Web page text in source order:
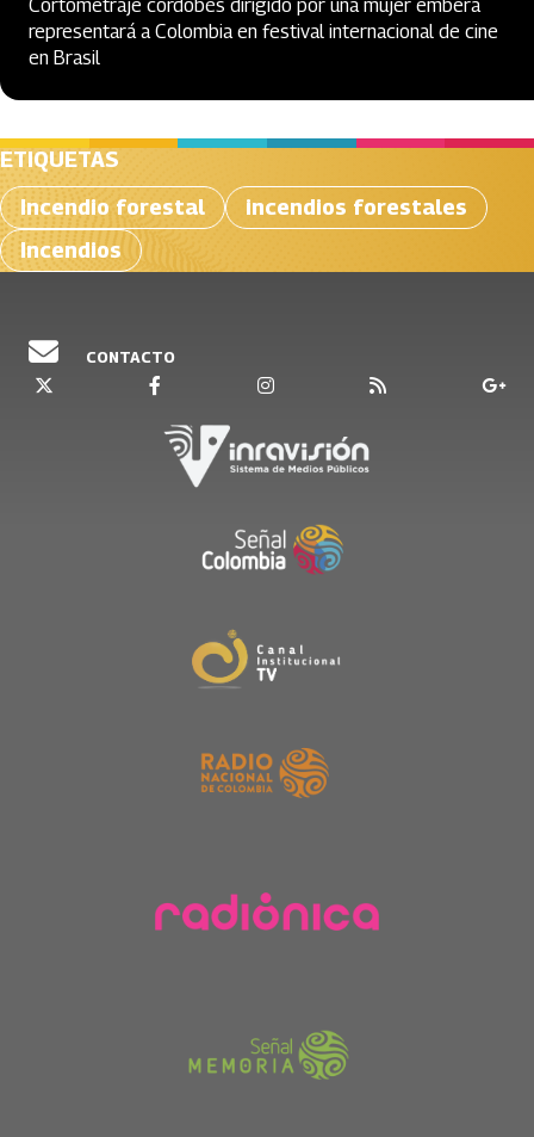
Cortometraje cordobés dirigido por una mujer emberá
representará a Colombia en festival internacional de cine
en Brasil
ETIQUETAS
Incendio forestal
incendios forestales
Incendios
CONTACTO